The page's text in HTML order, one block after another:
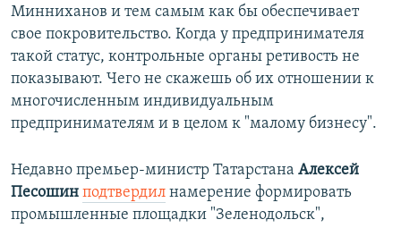
Минниханов и тем самым как бы обеспечивает
свое покровительство. Когда у предпринимателя
такой статус, контрольные органы ретивость не
показывают. Чего не скажешь об их отношении к
многочисленным индивидуальным
предпринимателям и в целом к "малому бизнесу".
Недавно премьер-министр Татарстана Алексей
Песошин подтвердил намерение формировать
промышленные площадки "Зеленодольск",